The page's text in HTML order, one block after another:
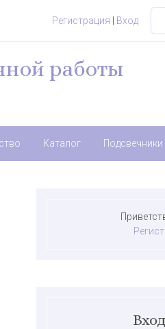
Регистрация Вход
работы
Каталог Подсвечники